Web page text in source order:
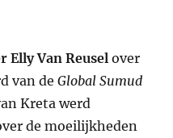
Elly Van Reusel over
van deGlobal Sumud
Kreta werd
de moeilijkheden